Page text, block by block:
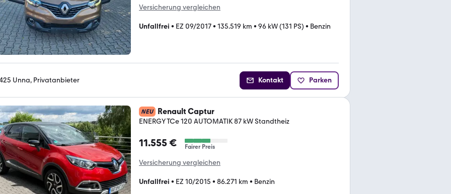
Versicherung vergleichen
Unfallfrei • EZ 09/2017• 135.519 km • 96 kW (131 PS) • Benzin
Unna, Privatanbieter Kontakt Parken
NEU Renault Captur
ENERGY TCe 120 AUTOMATIK 87 kW Standtheiz
11.555 € Fairer Preis
Versicherung vergleichen
Unfallfrei • EZ 10/2015 • 86.271 km • Benzin